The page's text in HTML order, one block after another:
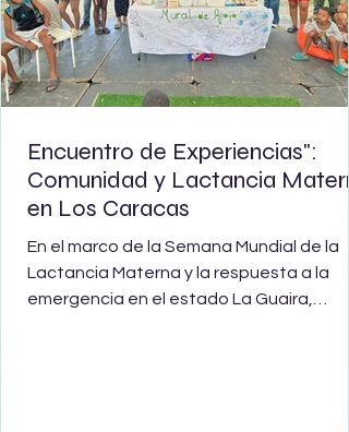
Encuentro de Experiencias":
Comunidad y Lactancia
en Los Caracas
En el marco de la Semana Mundial de la
Lactancia Materna y la respuesta a la
emergencia en el estado La Guaira,